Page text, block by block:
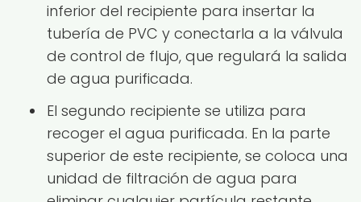
inferior del recipiente para insertar la
tubería de PVC y conectarla a la válvula
de control de flujo, que regulará la salida
de agua purificada.
El segundo recipiente se utiliza para
recoger el agua purificada. En la parte
superior de este recipiente, se coloca una
unidad de filtración de agua para